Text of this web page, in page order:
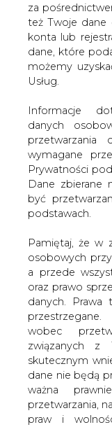
za
też Twoje dane
konta lub
dane, które
możemy
Usług.
Informacje
danych
przetwarzania
wymagane
Prywatności
Dane zbierane
być
podstawach.
Pamiętaj, że w
osobowych
a przede
oraz prawo
danych. Prawa
wobec
związanych z
skutecznym
dane nie będą
ważna
przetwarzania,
praw i
Polscy
stanowisku
rosnących
Prawie 80
politycznych,
Komisji
apelują, aby
(czyli
możliwe
od węgla na
List poparło
(EPL, S&D,
Demokracja oraz
(Polska, Niemcy,
Rumunia,
Litwa, Łotwa).